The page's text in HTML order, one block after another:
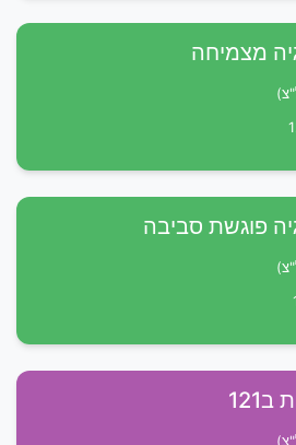
מצמיחה
פוגשת סביבה